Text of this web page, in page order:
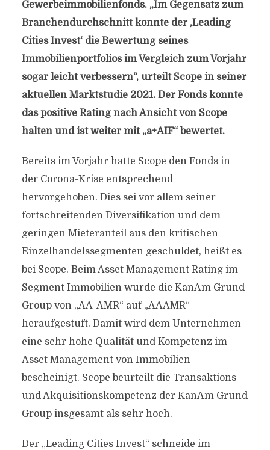
Gewerbeimmobilienfonds. „Im Gegensatz zum
Branchendurchschnitt konnte der ,Leading
Cities Invest‘ die Bewertung seines
Immobilienportfolios im Vergleich zum Vorjahr
sogar leicht verbessern“, urteilt Scope in seiner
aktuellen Marktstudie 2021. Der Fonds konnte
das positive Rating nach Ansicht von Scope
halten und ist weiter mit „a+AIF“ bewertet.
Bereits im Vorjahr hatte Scope den Fonds in
der Corona-Krise entsprechend
hervorgehoben. Dies sei vor allem seiner
fortschreitenden Diversifikation und dem
geringen Mieteranteil aus den kritischen
Einzelhandelssegmenten geschuldet, heißt es
bei Scope. Beim Asset Management Rating im
Segment Immobilien wurde die KanAm Grund
Group von „AA-AMR“ auf „AAAMR“
heraufgestuft. Damit wird dem Unternehmen
eine sehr hohe Qualität und Kompetenz im
Asset Management von Immobilien
bescheinigt. Scope beurteilt die Transaktions-
und Akquisitionskompetenz der KanAm Grund
Group insgesamt als sehr hoch.
Der „Leading Cities Invest“ schneide im